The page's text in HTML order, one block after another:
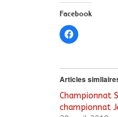
Facebook
Cliquez
pour
dans
une
nouvelle
fenêtre)
Articles
Championnat
championnat